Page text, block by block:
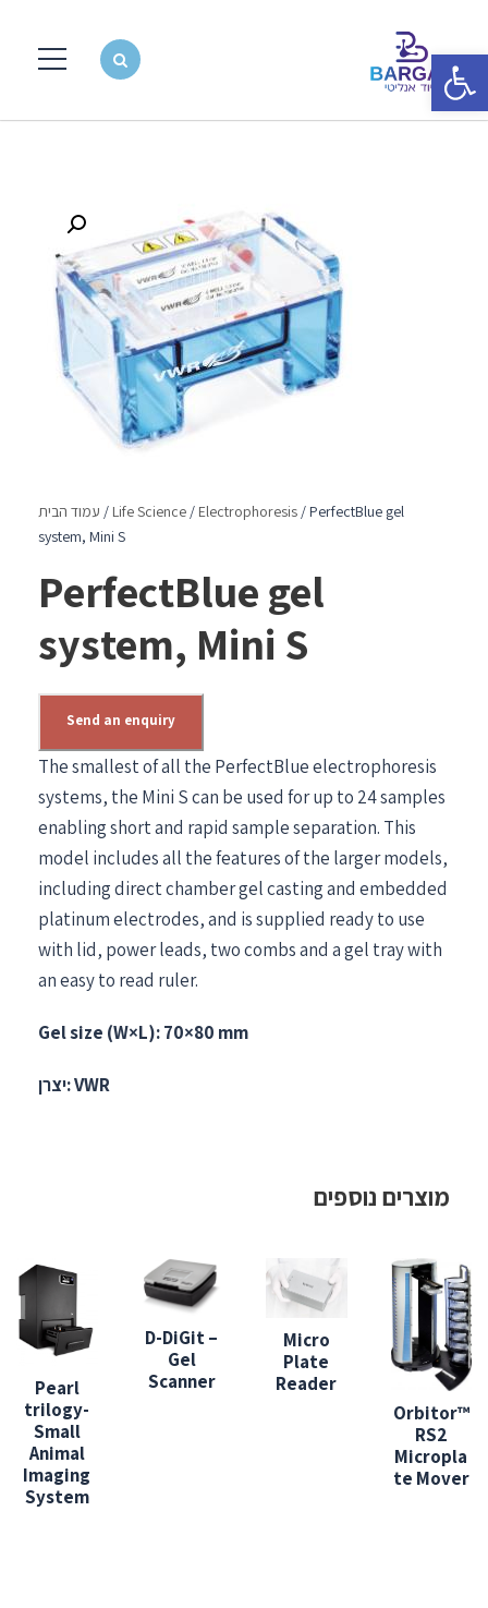
פתח סרגל נגישות
עמוד הבית / Life Science / Electrophoresis / PerfectBlue gel
system, Mini S
PerfectBlue gel
system, Mini S
Send an enquiry
The smallest of all the PerfectBlue electrophoresis
systems, the Mini S can be used for up to 24 samples
enabling short and rapid sample separation. This
model includes all the features of the larger models,
including direct chamber gel casting and embedded
platinum electrodes, and is supplied ready to use
with lid, power leads, two combs and a gel tray with
an easy to read ruler.
Gel size (W×L): 70×80 mm
יצרן: VWR
מוצרים נוספים
Orbitor™
RS2
Micropla
te Mover
Micro
Plate
Reader
D-DiGit –
Gel
Scanner
Pearl
trilogy-
Small
Animal
Imaging
System